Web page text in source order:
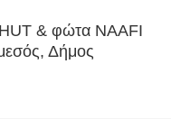
& φώτα NAAFI
Δήμος